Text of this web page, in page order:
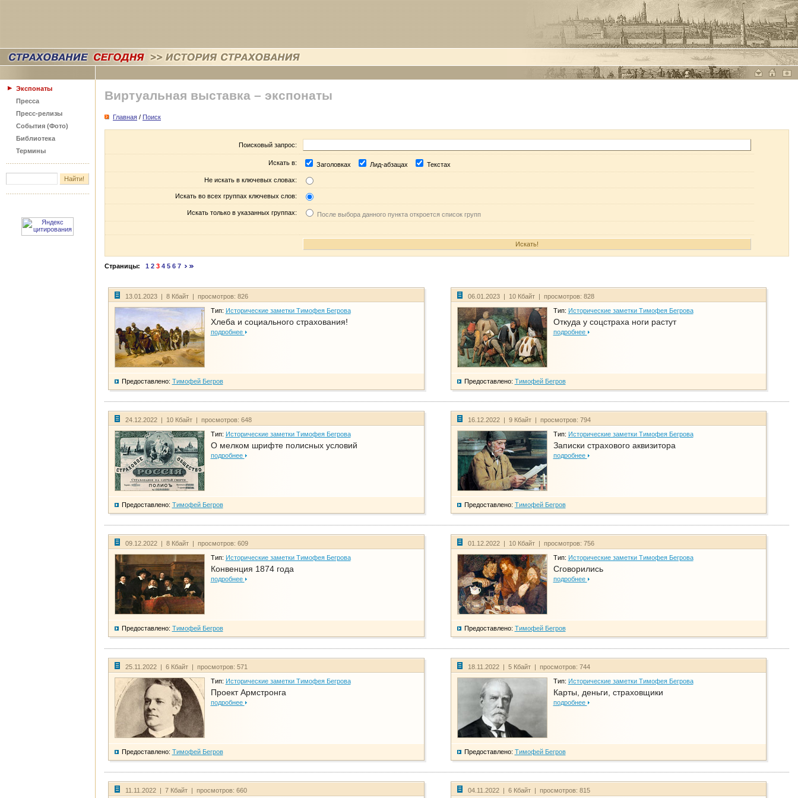
Экспонаты
Пресса
Пресс-релизы
События (Фото)
Библиотека
Термины
Виртуальная выставка – экспонаты
Главная / Поиск
Поисковый запрос:
Искать в: Заголовках Лид-абзацах Текстах
Не искать в ключевых словах:
Искать во всех группах ключевых слов:
Искать только в указанных группах: После выбора данного пункта откроется список групп
Страницы: 1 2 3 4 5 6 7
13.01.2023 | 8 Кбайт | просмотров: 826
Тип: Исторические заметки Тимофея Бегрова
Хлеба и социального страхования!
подробнее
Предоставлено: Тимофей Бегров
06.01.2023 | 10 Кбайт | просмотров: 828
Тип: Исторические заметки Тимофея Бегрова
Откуда у соцстраха ноги растут
подробнее
Предоставлено: Тимофей Бегров
24.12.2022 | 10 Кбайт | просмотров: 648
Тип: Исторические заметки Тимофея Бегрова
О мелком шрифте полисных условий
подробнее
Предоставлено: Тимофей Бегров
16.12.2022 | 9 Кбайт | просмотров: 794
Тип: Исторические заметки Тимофея Бегрова
Записки страхового аквизитора
подробнее
Предоставлено: Тимофей Бегров
09.12.2022 | 8 Кбайт | просмотров: 609
Тип: Исторические заметки Тимофея Бегрова
Конвенция 1874 года
подробнее
Предоставлено: Тимофей Бегров
01.12.2022 | 10 Кбайт | просмотров: 756
Тип: Исторические заметки Тимофея Бегрова
Сговорились
подробнее
Предоставлено: Тимофей Бегров
25.11.2022 | 6 Кбайт | просмотров: 571
Тип: Исторические заметки Тимофея Бегрова
Проект Армстронга
подробнее
Предоставлено: Тимофей Бегров
18.11.2022 | 5 Кбайт | просмотров: 744
Тип: Исторические заметки Тимофея Бегрова
Карты, деньги, страховщики
подробнее
Предоставлено: Тимофей Бегров
11.11.2022 | 7 Кбайт | просмотров: 660 04.11.2022 | 6 Кбайт | просмотров: 815